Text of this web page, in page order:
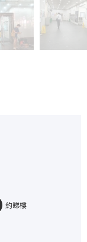
約睇樓